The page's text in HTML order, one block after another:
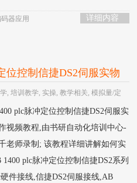
详细内容
器应用
位控制信捷DS2伺服实物
自动化培训中心制作 HOT
,培训教学, 实操,教学相关,模拟量/定
plc脉冲定位控制信捷DS2伺服实
视频教程,由书研自动化培训中心-
老师录制; 该教程详细讲解如何实
1400 plc脉冲定位控制信捷DS2系列
件接线,信捷DS2伺服接线,AB